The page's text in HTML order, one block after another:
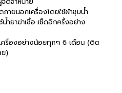
ภายนอกเครื่องโดยใช้ผ้าชุบน้ำ
น้ำยาฆ่าเชื้อ เช็ดอีกครั้งอย่าง
ครื่องอย่างน้อยทุกๆ 6 เดือน (ติด
)